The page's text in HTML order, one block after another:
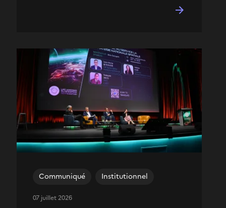
Communiqué Institutionnel
07 juillet 2026